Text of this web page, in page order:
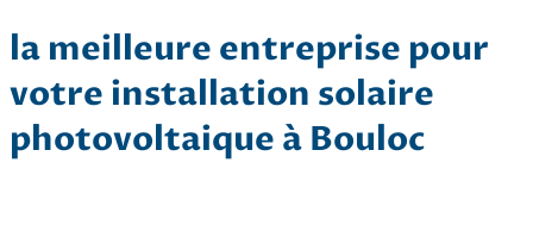
la meilleure entreprise pour
votre installation solaire
photovoltaique à Bouloc